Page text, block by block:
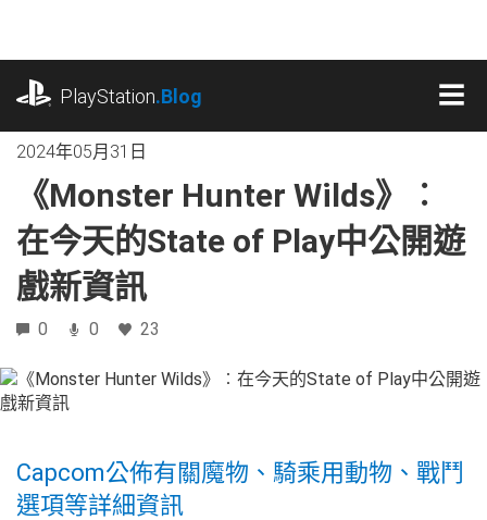
內
PlayStation.Blog
2024年05月31日
《Monster Hunter Wilds》︰
在今天的State of Play中公開遊
戲新資訊
0 0 23
Capcom公佈有關魔物、騎乘用動物、戰鬥
選項等詳細資訊